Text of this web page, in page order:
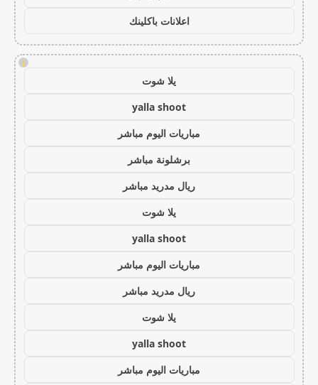
اعلانات باكلينك
!
يلا شوت
yalla shoot
مباريات اليوم مباشر
برشلونة مباشر
ريال مدريد مباشر
يلا شوت
yalla shoot
مباريات اليوم مباشر
ريال مدريد مباشر
يلا شوت
yalla shoot
مباريات اليوم مباشر